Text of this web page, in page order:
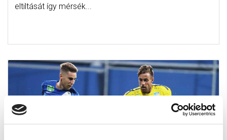
eltiltását így mérsék...